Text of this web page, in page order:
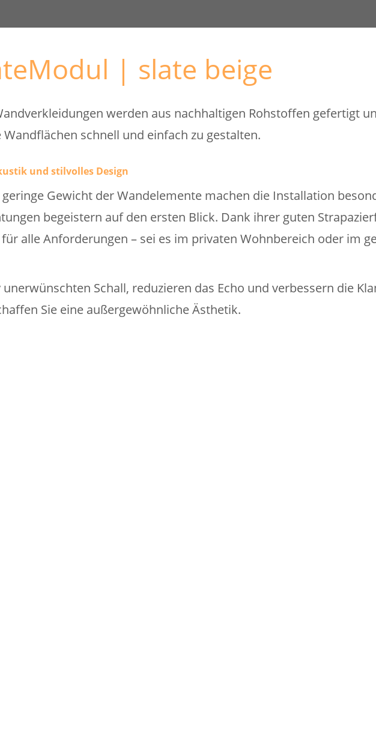
| slate beige
werden aus nachhaltigen Rohstoffen gefertigt
schnell und einfach zu gestalten.
und stilvolles Design
Gewicht der Wandelemente machen die Installation
begeistern auf den ersten Blick. Dank ihrer guten
alle Anforderungen – sei es im privaten Wohnbereich oder im
Schall, reduzieren das Echo und verbessern die
Sie eine außergewöhnliche Ästhetik.